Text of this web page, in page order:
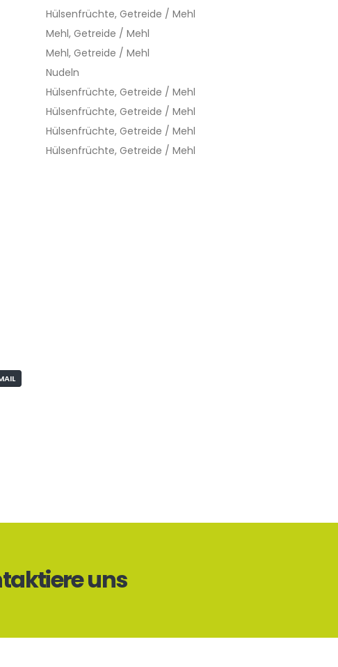
Hülsenfrüchte, Getreide / Mehl
Mehl, Getreide / Mehl
Mehl, Getreide / Mehl
Nudeln
Hülsenfrüchte, Getreide / Mehl
Hülsenfrüchte, Getreide / Mehl
Hülsenfrüchte, Getreide / Mehl
Hülsenfrüchte, Getreide / Mehl
uns